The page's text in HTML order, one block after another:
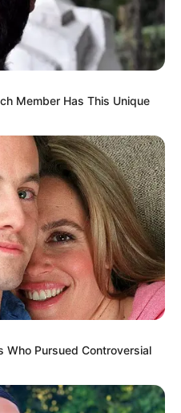
കൊണ്ട് കോണ്‍ഗ്രസ്
നരേന്ദ്രമോദി.
കോണ്‍ഗ്രസ്
അത് ആരും
അങ്ങനെ
പാവങ്ങള്‍ ഇന്ന്
പ്രധാനമന്ത്രി
Member Has This Unique
Who Pursued Controversial